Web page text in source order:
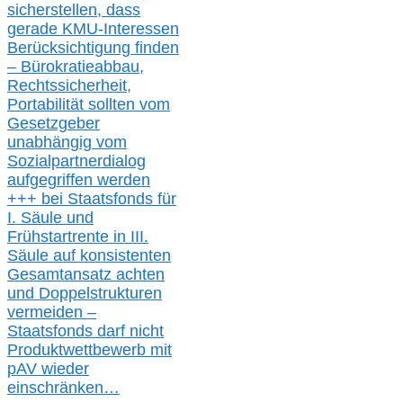
sicherstellen, dass
gerade KMU-Interessen
Berücksichtigung finden
– Bürokratieabbau,
Rechtssicherheit,
Portabilität sollten vom
Gesetzgeber
unabhängig vom
Sozialpartnerdialog
aufgegriffen werden
+++ bei Staatsfonds für
I. Säule und
Frühstartrente in III.
Säule auf konsistenten
Gesamtansatz achten
und Doppelstrukturen
vermeiden –
Staatsfonds darf nicht
Produktwettbewerb mit
pAV wieder
einschränken…